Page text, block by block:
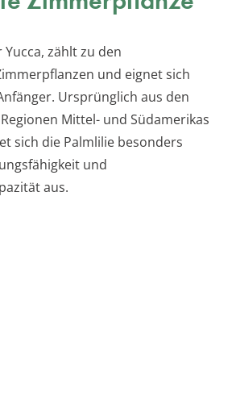
Yucca, zählt zu den
und eignet sich
Ursprünglich aus den
Mittel- und Südamerikas
sich die Palmlilie besonders
und
aus.